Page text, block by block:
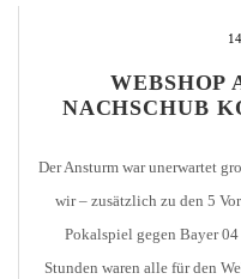
WEBSHOP
NACHSCHUB
Der Ansturm war unerwartet
wir – zusätzlich zu den 5
Pokalspiel gegen Bayer
Stunden waren alle für den